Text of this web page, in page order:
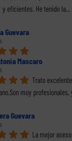
y eficientes. He tenido la
Guevara
Mascaro
Trato
muy profesionales,
Guevara
La mejor